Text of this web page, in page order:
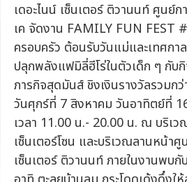
เดอะไนน์ เซ็นเตอร์ ติวานนท์ ศูนย์ก
เค จัดงาน FAMILY FUN FEST
ครอบครัว ต้อนรับวันแม่และเทศกา
ปลุกพลังแฟมิลี่ฮีโร่ในตัวเด็ก ๆ กับ
ภารกิจสุดมันส์ ชิงเงินรางวัลรวมก
วันศุกร์ที่ 7 สิงหาคม วันอาทิตย์ที่
เวลา 11.00 น.- 20.00 น. ณ บริเ
เซ็นเตอร์โซน และบริเวณลานหน้าศู
เซ็นเตอร์ ติวานนท์ ภายในงานพบ